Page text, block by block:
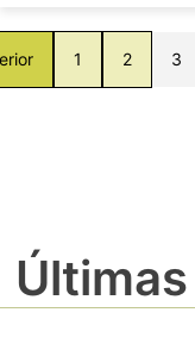
1 2 3